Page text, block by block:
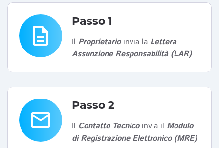
description
Passo 1
Il Proprietarioinvia la Lettera
Assunzione Responsabilità (LAR)
email
Passo 2
Il Contatto Tecnicoinvia il Modulo
di Registrazione Elettronico (MRE)